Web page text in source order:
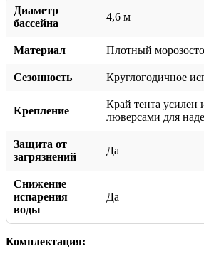
Диаметр
бассейна
4,6 м
Материал Плотный
Сезонность Круглогодичное
Крепление
Край тента усилен
люверсами для
Защита от
загрязнений
Да
Снижение
испарения
воды
Да
Комплектация: